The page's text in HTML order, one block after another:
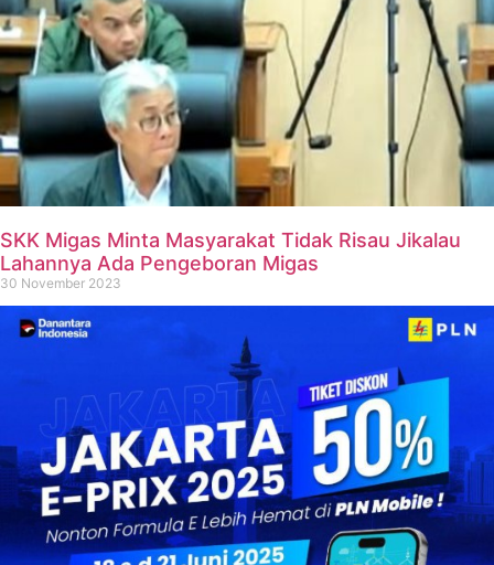
SKK Migas Minta Masyarakat Tidak Risau Jikalau
Lahannya Ada Pengeboran Migas
30 November 2023